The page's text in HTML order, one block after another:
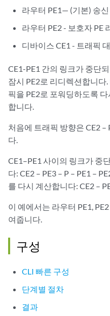
라우터 PE1— (기본) 송신
라우터 PE2 - 보호자 PE
디바이스 CE1 - 트래픽
CE1-PE1 간의 링크가 중단
잠시 PE2로 리디렉션합니다
픽을 PE2로 포워딩하도록
합니다.
처음에 트래픽 방향은 CE2 –
다.
CE1–PE1 사이의 링크가 중
다: CE2 – PE3 – P – PE1 –
를 다시 계산합니다: CE2 –
이 예에서는 라우터 PE1,
여줍니다.
구성
CLI 빠른 구성
단계별 절차
결과